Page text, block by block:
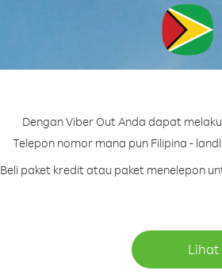
Dengan Viber Out Anda dapat
Telepon nomor mana pun Filipina -
Beli paket kredit atau paket menelepon
Lihat